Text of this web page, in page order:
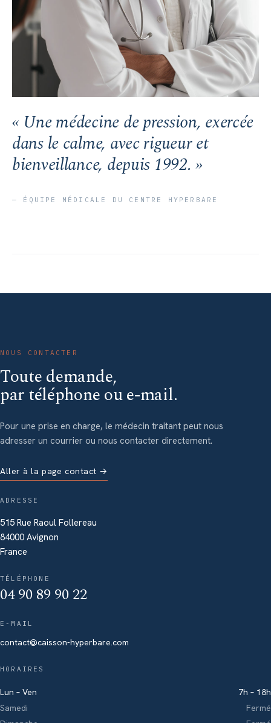
« Une médecine de pression, exercée
dans le calme, avec rigueur et
bienveillance, depuis 1992. »
— ÉQUIPE MÉDICALE DU CENTRE HYPERBARE
NOUS CONTACTER
Toute demande,
par téléphone ou e-mail.
Pour une prise en charge, le médecin traitant peut nous
adresser un courrier ou nous contacter directement.
Aller à la page contact →
ADRESSE
515 Rue Raoul Follereau
84000 Avignon
France
TÉLÉPHONE
04 90 89 90 22
E-MAIL
contact@caisson-hyperbare.com
HORAIRES
Lun – Ven
7h – 18h
Samedi
Fermé